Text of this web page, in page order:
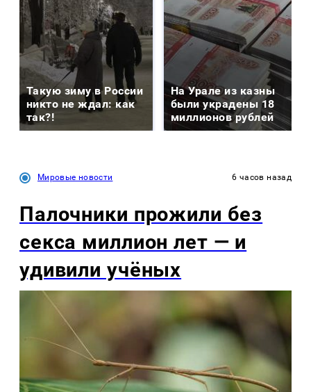
Такую зиму в России
никто не ждал: как
так?!
На Урале из казны
были украдены 18
миллионов рублей
Мировые новости 6 часов назад
Палочники прожили без
секса миллион лет — и
удивили учёных